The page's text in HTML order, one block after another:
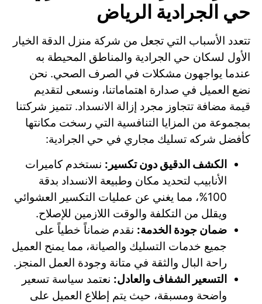
حي الجرادية الرياض
تتعدد الأسباب التي تجعل من شركة منزل الدقة الخيار
الأول لسكان حي الجرادية والمناطق المحيطة به
عندما يواجهون مشكلات في الصرف الصحي. نحن
نضع العميل في صدارة اهتماماتنا، ونسعى لتقديم
قيمة مضافة تتجاوز مجرد إزالة الانسداد. تتميز شركتنا
بمجموعة من المزايا التنافسية التي رسخت مكانتها
كأفضل شركه تسليك مجاري في حي الجرادية:
الكشف الدقيق دون تكسير: نستخدم كاميرات
الأنابيب لتحديد مكان وطبيعة الانسداد بدقة
100%، مما يغني عن عمليات التكسير العشوائي
ويقلل من التكلفة والوقت اللازمين للإصلاح.
ضمان جودة الخدمة: نقدم ضماناً خطياً على
جميع خدمات التسليك والصيانة، مما يمنح العميل
راحة البال والثقة في متانة وجودة العمل المنجز.
التسعير الشفاف والعادل: نعتمد سياسة تسعير
واضحة ومسبقة، حيث يتم إطلاع العميل على